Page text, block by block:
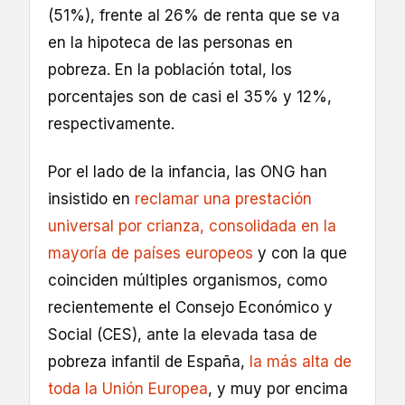
(51%), frente al 26% de renta que se va
en la hipoteca de las personas en
pobreza. En la población total, los
porcentajes son de casi el 35% y 12%,
respectivamente.
Por el lado de la infancia, las ONG han
insistido en reclamar una prestación
universal por crianza, consolidada en la
mayoría de países europeos y con la que
coinciden múltiples organismos, como
recientemente el Consejo Económico y
Social (CES), ante la elevada tasa de
pobreza infantil de España, la más alta de
toda la Unión Europea, y muy por encima